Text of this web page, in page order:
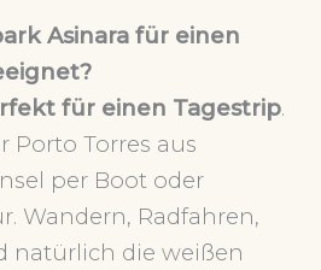
Asinara für einen
für einen Tagestrip.
Porto Torres aus
per Boot oder
Wandern, Radfahren,
natürlich die weißen